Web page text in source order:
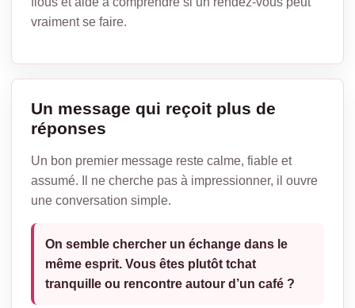
vraiment se faire.
Un message qui reçoit plus de
réponses
Un bon premier message reste calme, fiable et
assumé. Il ne cherche pas à impressionner, il ouvre
une conversation simple.
On semble chercher un échange dans le
même esprit. Vous êtes plutôt tchat
tranquille ou rencontre autour d’un café ?